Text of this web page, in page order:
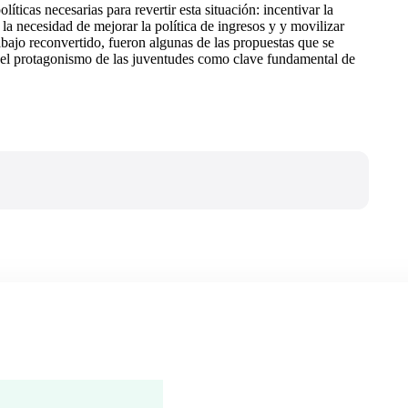
necesarias para revertir esta situación: incentivar la
necesidad de mejorar la política de ingresos y y movilizar
reconvertido, fueron algunas de las propuestas que se
protagonismo de las juventudes como clave fundamental de